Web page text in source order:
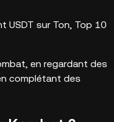
USDT sur Ton, Top 10
en regardant des
complétant des